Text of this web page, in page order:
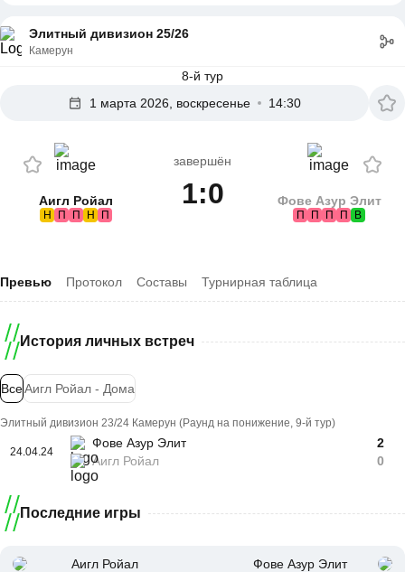
Элитный дивизион 25/26
Камерун
8-й тур
1 марта 2026, воскресенье
14:30
Аигл Ройал
Н П П Н П
завершён
1:0 Фове Азур Элит
П П П П В
Превью Протокол Составы Турнирная таблица
История личных встреч
ВсеАигл Ройал - Дома
Элитный дивизион 23/24 Камерун (Раунд на понижение, 9-й тур)
24.04.24
Фове Азур Элит
Аигл Ройал
2
0
Последние игры
Аигл Ройал Фове Азур Элит